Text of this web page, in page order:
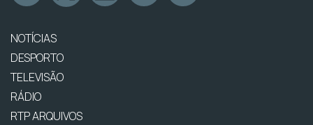
NOTÍCIAS
DESPORTO
TELEVISÃO
RÁDIO
RTP ARQUIVOS